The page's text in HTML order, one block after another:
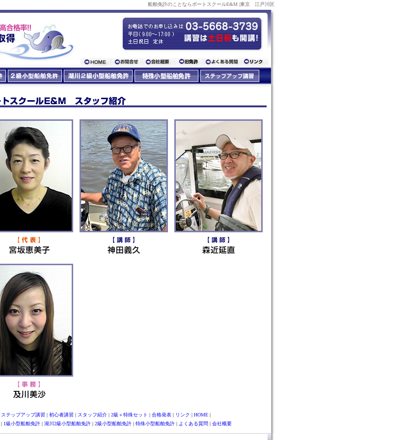
船舶免許のことならボートスクールE&M |東京 江戸川区
ステップアップ講習 | 初心者講習 | スタッフ紹介| 2級＋特殊セット | 合格発表| リンク | HOME|
| 1級小型船舶免許| 湖川2級小型船舶免許| 2級小型船舶免許| 特殊小型船舶免許| よくある質問 | 会社概要